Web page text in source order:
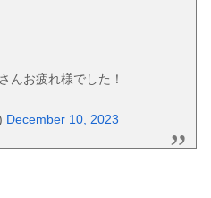
んお疲れ様でした！
December 10, 2023